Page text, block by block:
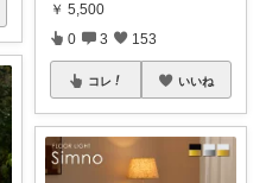
￥ 5,500
0 3 153
コレ いいね